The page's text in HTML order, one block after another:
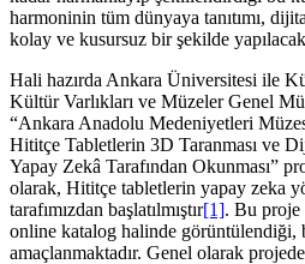
harmoninin tüm dünyaya tanıtımı,
kolay ve kusursuz bir şekilde
Hali hazırda Ankara Üniversitesi ile
Kültür Varlıkları ve Müzeler Genel
“Ankara Anadolu Medeniyetleri
Hititçe Tabletlerin 3D Taranması ve
Yapay Zekâ Tarafından Okunması”
olarak, Hititçe tabletlerin yapay zeka
tarafımızdan başlatılmıştır[1]. Bu proje
online katalog halinde görüntülendiği,
amaçlanmaktadır. Genel olarak